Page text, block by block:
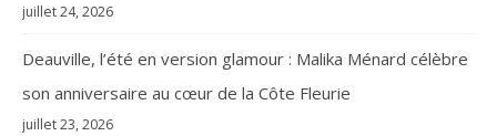
juillet 24, 2026
Deauville, l’été en version glamour : Malika Ménard célèbre
son anniversaire au cœur de la Côte Fleurie
juillet 23, 2026